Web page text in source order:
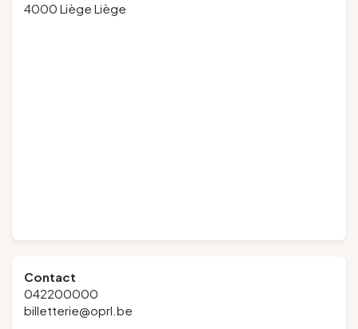
4000 Liège Liège
Contact
042200000
billetterie@oprl.be